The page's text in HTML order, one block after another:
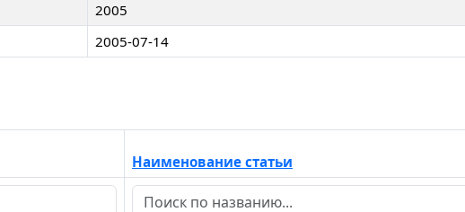
2005
2005-07-14
Наименование статьи